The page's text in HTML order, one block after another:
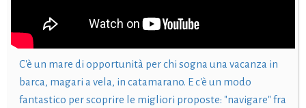
C'è un mare di opportunità per chi sogna una vacanza in
barca, magari a vela, in catamarano. E c'è un modo
fantastico per scoprire le migliori proposte: "navigare" fra